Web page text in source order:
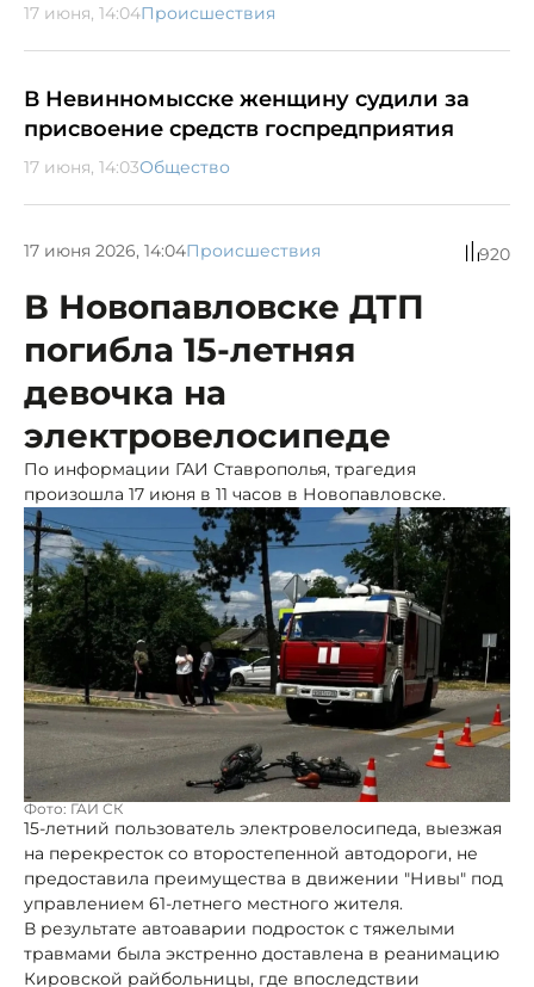
17 июня, 14:04Происшествия
В Невинномысске женщину судили за
присвоение средств госпредприятия
17 июня, 14:03Общество
17 июня 2026, 14:04Происшествия 920
В Новопавловске ДТП
погибла 15-летняя
девочка на
электровелосипеде
По информации ГАИ Ставрополья, трагедия
произошла 17 июня в 11 часов в Новопавловске.
Фото: ГАИ СК
15-летний пользователь электровелосипеда, выезжая
на перекресток со второстепенной автодороги, не
предоставила преимущества в движении "Нивы" под
управлением 61-летнего местного жителя.
В результате автоаварии подросток с тяжелыми
травмами была экстренно доставлена в реанимацию
Кировской райбольницы, где впоследствии